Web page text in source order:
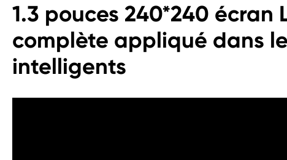
1.3 pouces 240*240 écran
complète appliqué dans
intelligents